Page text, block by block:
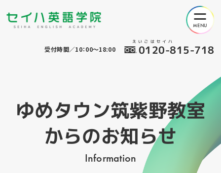
えいごはセイハ
0120-815-718
受付時間／10：00～18:00
ゆめタウン筑紫野教室
からのお知らせ
Information